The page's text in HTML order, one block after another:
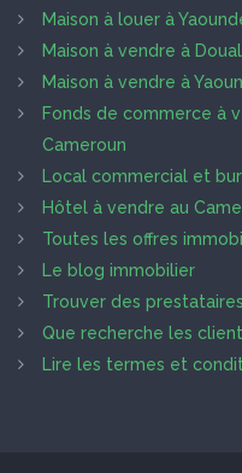
Maison à louer à
Maison à vendre à
Maison à vendre à
Fonds de commerce à
Cameroun
Local commercial et
Hôtel à vendre au
Toutes les offres
Le blog immobilier
Trouver des prestataires
Que recherche les
Lire les termes et